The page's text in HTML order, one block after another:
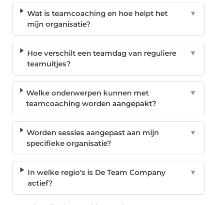
Wat is teamcoaching en hoe helpt het
mijn organisatie?
▼
Hoe verschilt een teamdag van reguliere
teamuitjes?
▼
Welke onderwerpen kunnen met
teamcoaching worden aangepakt?
▼
Worden sessies aangepast aan mijn
specifieke organisatie?
▼
In welke regio's is De Team Company
actief?
▼